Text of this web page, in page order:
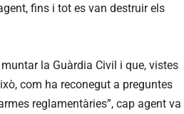
fins i tot es van destruir els
la Guàrdia Civil i que, vistes
com ha reconegut a preguntes
reglamentàries”, cap agent va